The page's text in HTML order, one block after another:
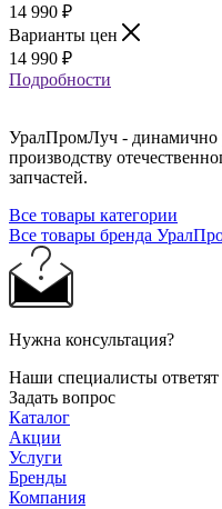
14 990 ₽
Варианты цен
14 990 ₽
Подробности
УралПромЛуч - динамично
производству
запчастей.
Все товары категории
Все товары бренда
Нужна консультация?
Наши специалисты
Задать вопрос
Каталог
Акции
Услуги
Бренды
Компания